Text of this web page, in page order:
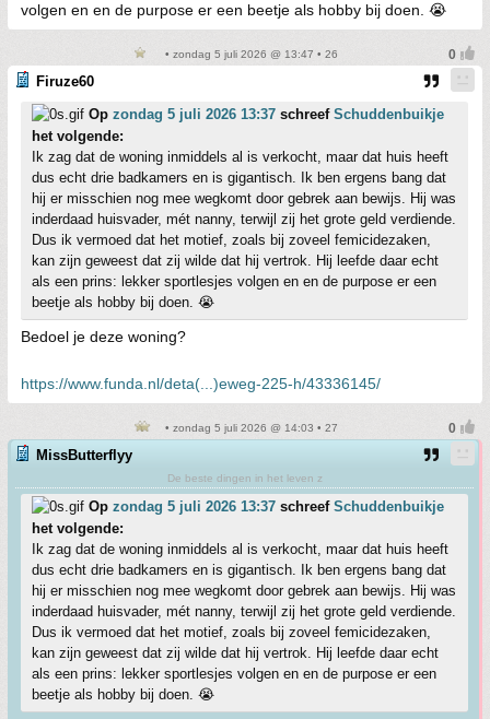
volgen en en de purpose er een beetje als hobby bij doen. 😭
• zondag 5 juli 2026 @ 13:47 • 26
Firuze60
Op zondag 5 juli 2026 13:37 schreef Schuddenbuikje
het volgende:
Ik zag dat de woning inmiddels al is verkocht, maar dat huis heeft
dus echt drie badkamers en is gigantisch. Ik ben ergens bang dat
hij er misschien nog mee wegkomt door gebrek aan bewijs. Hij was
inderdaad huisvader, mét nanny, terwijl zij het grote geld verdiende.
Dus ik vermoed dat het motief, zoals bij zoveel femicidezaken,
kan zijn geweest dat zij wilde dat hij vertrok. Hij leefde daar echt
als een prins: lekker sportlesjes volgen en en de purpose er een
beetje als hobby bij doen. 😭
Bedoel je deze woning?
https://www.funda.nl/deta(...)eweg-225-h/43336145/
• zondag 5 juli 2026 @ 14:03 • 27
MissButterflyy
De beste dingen in het leven z
Op zondag 5 juli 2026 13:37 schreef Schuddenbuikje
het volgende:
Ik zag dat de woning inmiddels al is verkocht, maar dat huis heeft
dus echt drie badkamers en is gigantisch. Ik ben ergens bang dat
hij er misschien nog mee wegkomt door gebrek aan bewijs. Hij was
inderdaad huisvader, mét nanny, terwijl zij het grote geld verdiende.
Dus ik vermoed dat het motief, zoals bij zoveel femicidezaken,
kan zijn geweest dat zij wilde dat hij vertrok. Hij leefde daar echt
als een prins: lekker sportlesjes volgen en en de purpose er een
beetje als hobby bij doen. 😭